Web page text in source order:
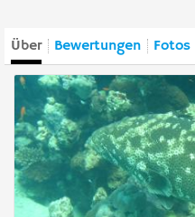
Über Bewertungen Fotos